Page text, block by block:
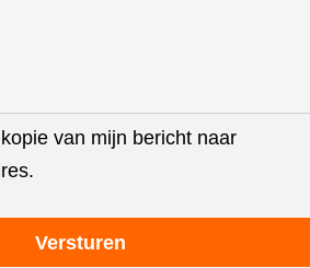
van mijn bericht naar